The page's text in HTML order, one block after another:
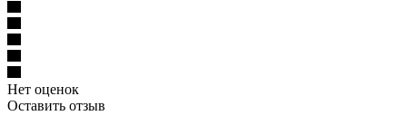
Нет оценок
Оставить отзыв